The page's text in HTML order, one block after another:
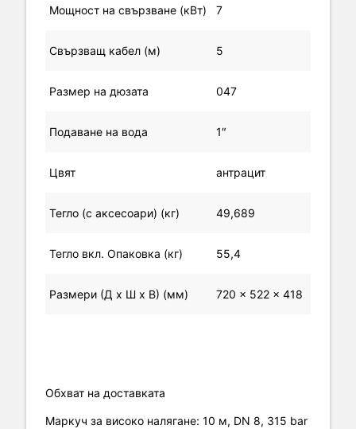
Мощност на свързване (кВт) 7
Свързващ кабел (м) 5
Размер на дюзата 047
Подаване на вода 1″
Цвят антрацит
Тегло (с аксесоари) (кг) 49,689
Тегло вкл. Опаковка (кг) 55,4
Размери (Д х Ш х В) (мм) 720 x 522 x 418
Обхват на доставката
Маркуч за високо налягане: 10 м, DN 8, 315 bar